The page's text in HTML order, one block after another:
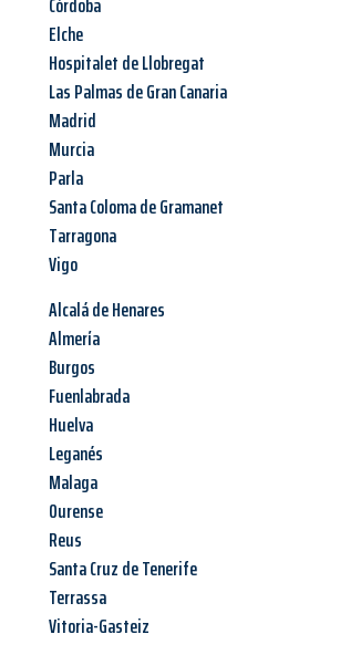
Elche
Hospitalet de Llobregat
Las Palmas de Gran Canaria
Madrid
Murcia
Parla
Santa Coloma de Gramanet
Tarragona
Vigo
Alcalá de Henares
Almería
Burgos
Fuenlabrada
Huelva
Leganés
Malaga
Ourense
Reus
Santa Cruz de Tenerife
Terrassa
Vitoria-Gasteiz